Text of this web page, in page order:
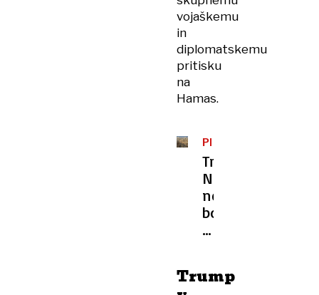
vojaškemu
in
diplomatskemu
pritisku
na
Hamas.
PREMIRJE
Trump:
Nihče
ne
bo
prisiljen
Trump